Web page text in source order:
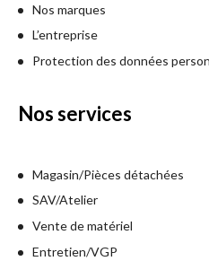
Nos marques
L’entreprise
Protection des données
Nos services
Magasin/Pièces détachées
SAV/Atelier
Vente de matériel
Entretien/VGP